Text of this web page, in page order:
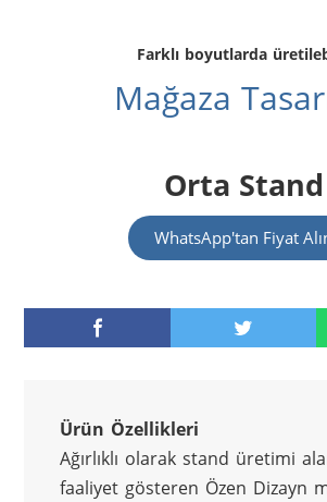
Farklı boyutlarda
Mağaza
Orta Stand
WhatsApp'tan Fiyat
Ürün Özellikleri
Ağırlıklı olarak stand üretimi
faaliyet gösteren Özen Dizayn